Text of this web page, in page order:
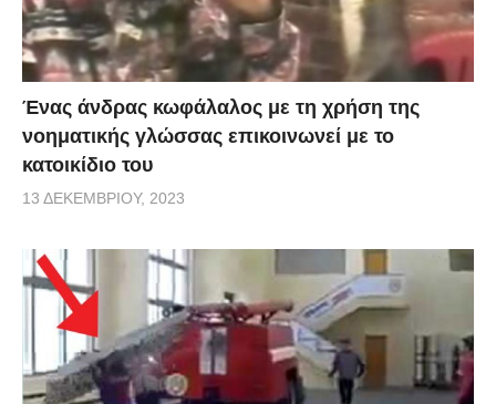
Ένας άνδρας κωφάλαλος με τη χρήση της
νοηματικής γλώσσας επικοινωνεί με το
κατοικίδιο του
13 ΔΕΚΕΜΒΡΊΟΥ, 2023